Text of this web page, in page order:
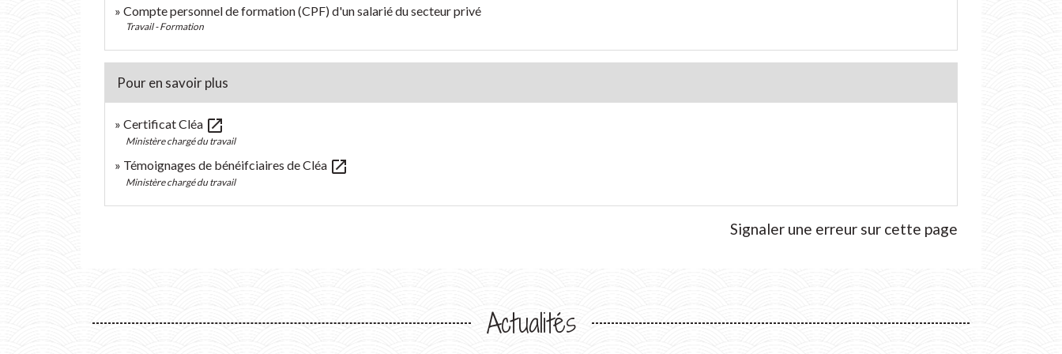
Compte personnel de formation (CPF) d'un salarié du secteur privé
Travail - Formation
Pour en savoir plus
Certificat Cléa open_in_new
Ministère chargé du travail
Témoignages de bénéifciaires de Cléa open_in_new
Ministère chargé du travail
Signaler une erreur sur cette page
Actualités